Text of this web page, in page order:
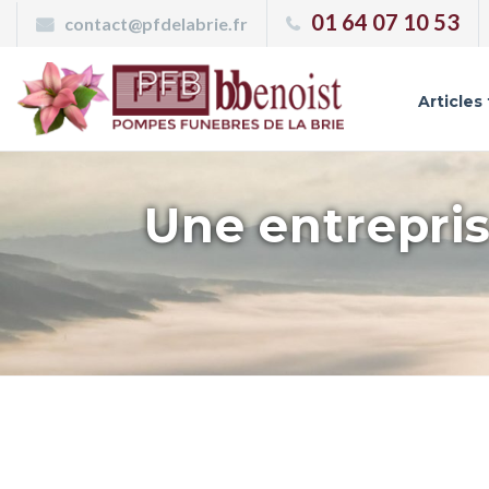
contact@pfdelabrie.fr 01 64 07 10 53
Articles
Une